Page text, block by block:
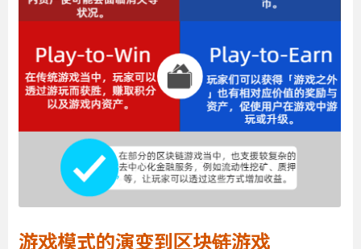
游戏模式的演变到区块链游戏